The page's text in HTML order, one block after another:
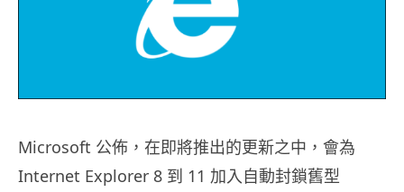
Microsoft 公佈，在即將推出的更新之中，會為
Internet Explorer 8 到 11 加入自動封鎖舊型